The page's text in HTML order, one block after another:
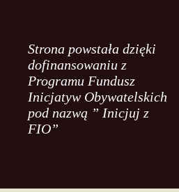
Strona powstała dzięki
dofinansowaniu z
Programu Fundusz
Inicjatyw Obywatelskich
pod nazwą ” Inicjuj z
FIO”